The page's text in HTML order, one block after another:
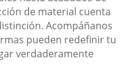
de material cuenta
Acompáñanos
pueden redefinir tu
verdaderamente